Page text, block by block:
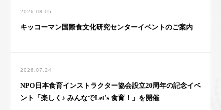
2026.08.05
キッコーマン国際食文化研究センターイベントのご案内
2026.07.24
NPO日本食育インストラクター協会設立20周年の記念イベ
ント「楽しく♪ みんなでLet's 食育！」を開催